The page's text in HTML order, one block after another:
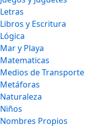
Letras
Libros y Escritura
Lógica
Mar y Playa
Matematicas
Medios de Transporte
Metáforas
Naturaleza
Niños
Nombres Propios